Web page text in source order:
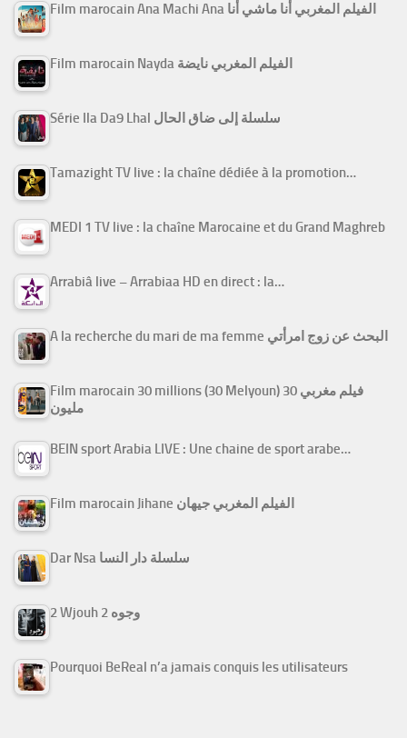
Film marocain Ana Machi Ana الفيلم المغربي أنا ماشي أنا
Film marocain Nayda الفيلم المغربي نايضة
Série Ila Da9 Lhal سلسلة إلى ضاق الحال
Tamazight TV live : la chaîne dédiée à la promotion…
MEDI 1 TV live : la chaîne Marocaine et du Grand Maghreb
Arrabiâ live – Arrabiaa HD en direct : la…
A la recherche du mari de ma femme البحث عن زوج امرأتي
Film marocain 30 millions (30 Melyoun) فيلم مغربي 30
مليون
BEIN sport Arabia LIVE : Une chaine de sport arabe…
Film marocain Jihane الفيلم المغربي جيهان
Dar Nsa سلسلة دار النسا
2 Wjouh 2 وجوه
Pourquoi BeReal n’a jamais conquis les utilisateurs